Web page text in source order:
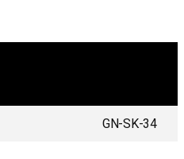
GN-SK-34